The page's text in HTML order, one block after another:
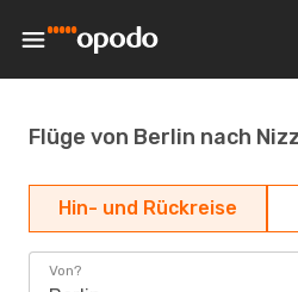
Flüge von Berlin nach
Hin- und Rückreise
Von?